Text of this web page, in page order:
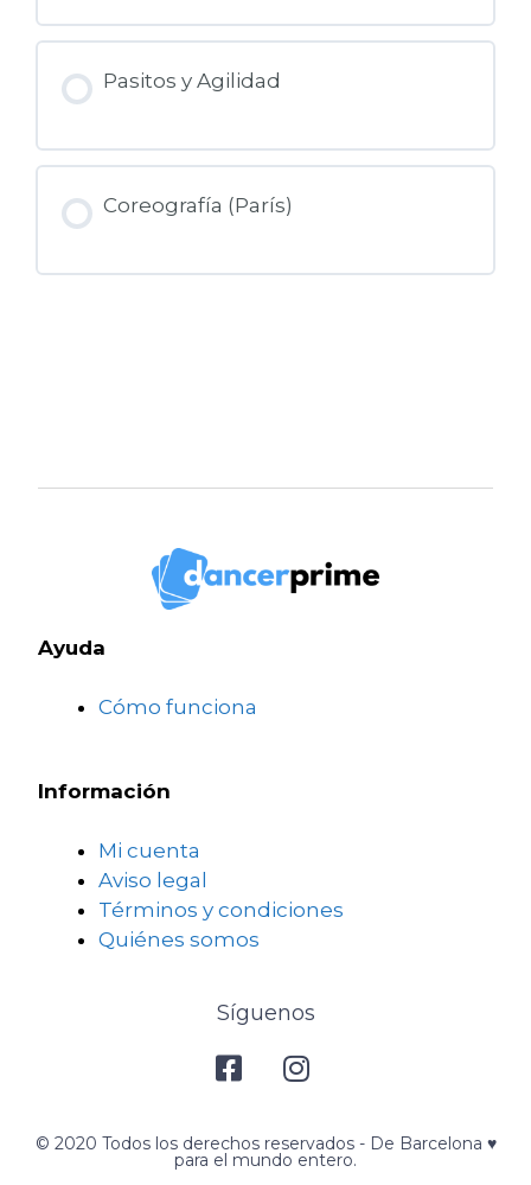
Pasitos y Agilidad
Coreografía (París)
Ayuda
Cómo funciona
Información
Mi cuenta
Aviso legal
Términos y condiciones
Quiénes somos
Síguenos
© 2020 Todos los derechos reservados - De Barcelona ♥️
para el mundo entero.